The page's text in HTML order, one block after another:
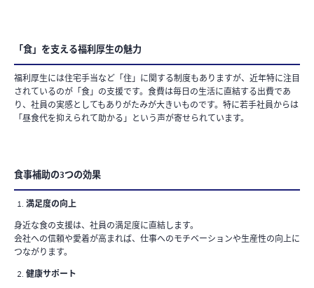
「食」を支える福利厚生の魅力
福利厚生には住宅手当など「住」に関する制度もありますが、近年特に注目
されているのが「食」の支援です。食費は毎日の生活に直結する出費であ
り、社員の実感としてもありがたみが大きいものです。特に若手社員からは
「昼食代を抑えられて助かる」という声が寄せられています。
食事補助の3つの効果
満足度の向上
身近な食の支援は、社員の満足度に直結します。
会社への信頼や愛着が高まれば、仕事へのモチベーションや生産性の向上に
つながります。
健康サポート